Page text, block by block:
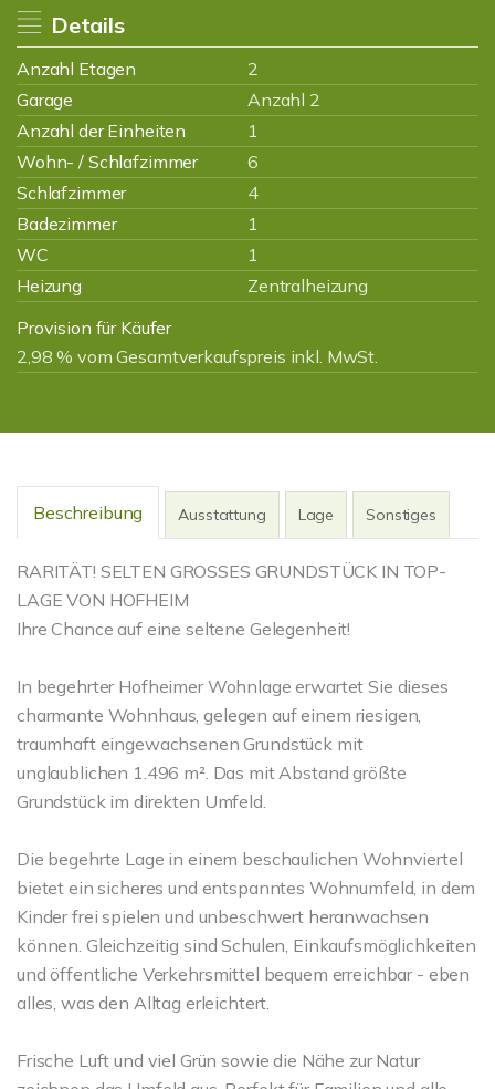
Details
Anzahl Etagen
2
Garage
Anzahl 2
Anzahl der Einheiten
1
Wohn- / Schlafzimmer
6
Schlafzimmer
4
Badezimmer
1
WC
1
Heizung
Zentralheizung
Provision für Käufer
2,98 % vom Gesamtverkaufspreis inkl. MwSt.
Beschreibung Ausstattung Lage Sonstiges
RARITÄT! SELTEN GROSSES GRUNDSTÜCK IN TOP-
LAGE VON HOFHEIM
Ihre Chance auf eine seltene Gelegenheit!
In begehrter Hofheimer Wohnlage erwartet Sie dieses
charmante Wohnhaus, gelegen auf einem riesigen,
traumhaft eingewachsenen Grundstück mit
unglaublichen 1.496 m². Das mit Abstand größte
Grundstück im direkten Umfeld.
Die begehrte Lage in einem beschaulichen Wohnviertel
bietet ein sicheres und entspanntes Wohnumfeld, in dem
Kinder frei spielen und unbeschwert heranwachsen
können. Gleichzeitig sind Schulen, Einkaufsmöglichkeiten
und öffentliche Verkehrsmittel bequem erreichbar - eben
alles, was den Alltag erleichtert.
Frische Luft und viel Grün sowie die Nähe zur Natur